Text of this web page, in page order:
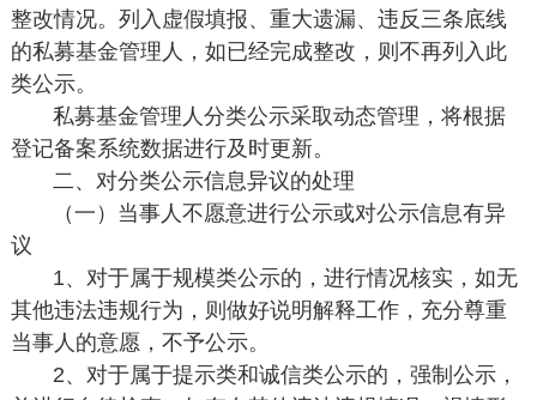
整改情况。列入虚假填报、重大遗漏、违反三条底线
的私募基金管理人，如已经完成整改，则不再列入此
类公示。
私募基金管理人分类公示采取动态管理，将根据
登记备案系统数据进行及时更新。
二、对分类公示信息异议的处理
（一）当事人不愿意进行公示或对公示信息有异
议
1、对于属于规模类公示的，进行情况核实，如无
其他违法违规行为，则做好说明解释工作，充分尊重
当事人的意愿，不予公示。
2、对于属于提示类和诚信类公示的，强制公示，